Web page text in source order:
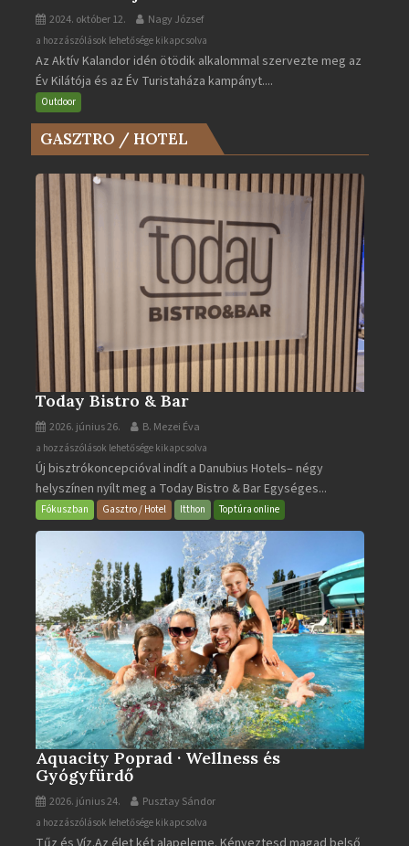
2024. október 12. Nagy József
Az
Év
Kilátója
és
az
Év
bejegyzéshez
a hozzászólások lehetősége kikapcsolva
Az Aktív Kalandor idén ötödik alkalommal szervezte meg az
Év Kilátója és az Év Turistaháza kampányt....
Outdoor
GASZTRO / HOTEL
Today Bistro & Bar
2026. június 26. B. Mezei Éva
Today
Bistro
&
Bar
bejegyzéshez
a hozzászólások lehetősége kikapcsolva
Új bisztrókoncepcióval indít a Danubius Hotels– négy
helyszínen nyílt meg a Today Bistro & Bar Egységes...
Fókuszban Gasztro / Hotel Itthon Toptúra online
Aquacity Poprad · Wellness és
Gyógyfürdő
2026. június 24. Pusztay Sándor
Aquacity
Poprad
a hozzászólások lehetősége kikapcsolva